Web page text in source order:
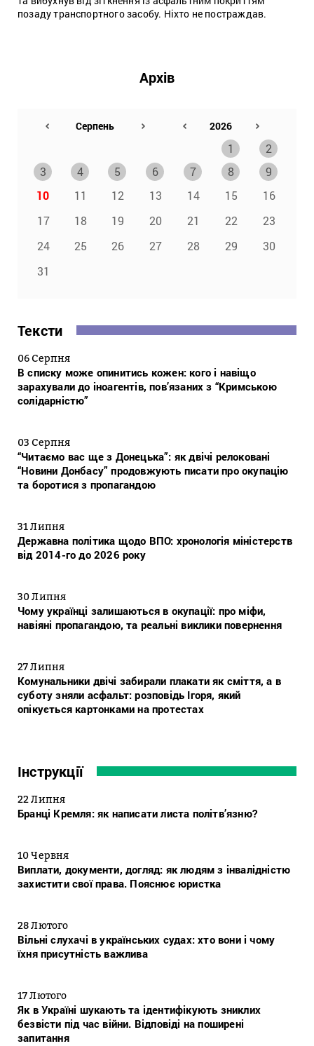
позаду транспортного засобу. Ніхто не постраждав.
Архів
1
2
3
4 5 6 7 8
9
10
11 12 13 14 15
16
17
18 19 20 21 22
23
24
25 26 27 28 29
30
31
Тексти
06 Серпня
В списку може опинитись кожен: кого і навіщо
зарахували до іноагентів, пов’язаних з “Кримською
солідарністю”
03 Серпня
“Читаємо вас ще з Донецька”: як двічі релоковані
“Новини Донбасу” продовжують писати про окупацію
та боротися з пропагандою
31 Липня
Державна політика щодо ВПО: хронологія міністерств
від 2014-го до 2026 року
30 Липня
Чому українці залишаються в окупації: про міфи,
навіяні пропагандою, та реальні виклики повернення
27 Липня
Комунальники двічі забирали плакати як сміття, а в
суботу зняли асфальт: розповідь Ігоря, який
опікується картонками на протестах
Інструкції
22 Липня
Бранці Кремля: як написати листа політв’язню?
10 Червня
Виплати, документи, догляд: як людям з інвалідністю
захистити свої права. Пояснює юристка
28 Лютого
Вільні слухачі в українських судах: хто вони і чому
їхня присутність важлива
17 Лютого
Як в Україні шукають та ідентифікують зниклих
безвісти під час війни. Відповіді на поширені
запитання